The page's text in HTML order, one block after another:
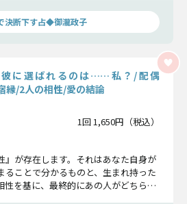
決断下す占◆御瀧政子
に選ばれるのは……私？/配偶
縁/2人の相性/愛の結論
1回 1,650円（税込）
』が存在します。それはあなた自身が
ることで分かるものと、生まれ持った
性を基に、最終的にあの人がどちらの